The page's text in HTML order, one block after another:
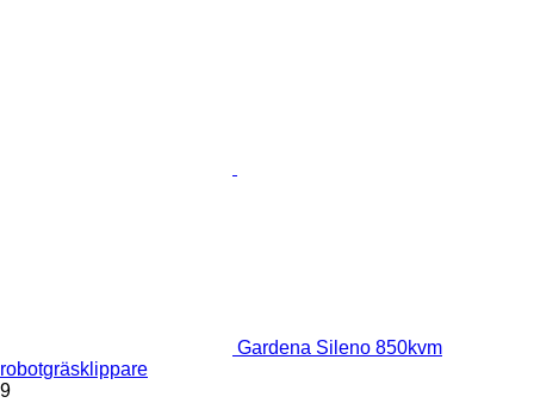
Gardena Sileno 850kvm
robotgräsklippare
9